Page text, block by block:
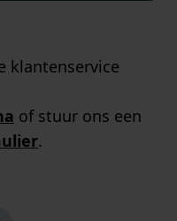
klantenservice
of stuur ons een
.